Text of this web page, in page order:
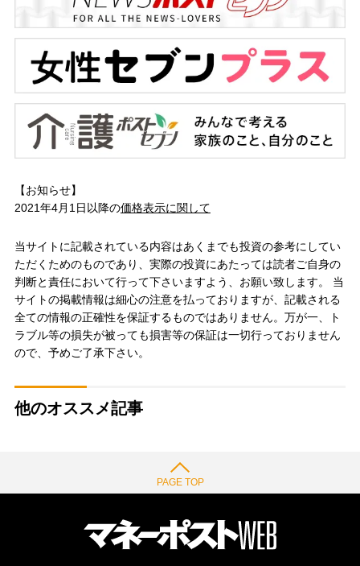
【お知らせ】
2021年4月1日以降の価格表示に関して
当サイトに記載されている内容はあくまでも投資の参考にしてい
ただくためのものであり、実際の投資にあたっては読者ご自身の
判断と責任において行って下さいますよう、お願い致します。 当
サイトの掲載情報は細心の注意を払っておりますが、記載される
全ての情報の正確性を保証するものではありません。万が一、ト
ラブル等の損失が被っても損害等の保証は一切行っておりません
ので、予めご了承下さい。
他のオススメ記事
PAGE TOP